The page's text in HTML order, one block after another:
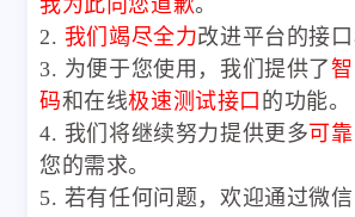
2. 我们竭尽全力改进平台的接口
3. 为便于您使用，我们提供了
码和在线极速测试接口 的功能。
4. 我们将继续努力提供更多可靠
您的需求。
5. 若有任何问题，欢迎通过微信